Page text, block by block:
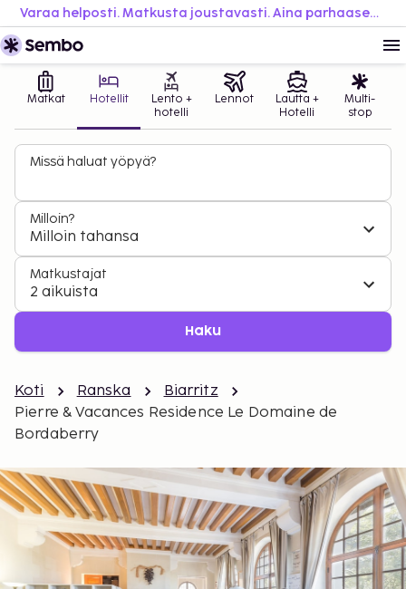
Varaa helposti. Matkusta joustavasti. Aina parhaaseen hintaan.
Matkat Hotellit
Lento +
hotelli
Lennot
Lautta +
Hotelli
Multi-
stop
Missä haluat yöpyä?
Milloin?
Milloin tahansa
Matkustajat
2 aikuista
Haku
Koti Ranska
Biarritz
Pierre & Vacances Residence Le Domaine de
Bordaberry